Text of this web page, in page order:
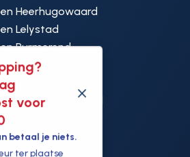
voor
M
betaal je niets.
ter plaatse
Heerhugowaard
Lelystad
Purmerend
Ridderkerk
Rijswijk
Hoek van Holland